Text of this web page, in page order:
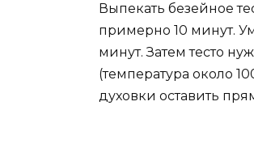
Выпекать безейное
примерно 10 минут.
минут. Затем тесто
(температура около
духовки оставить